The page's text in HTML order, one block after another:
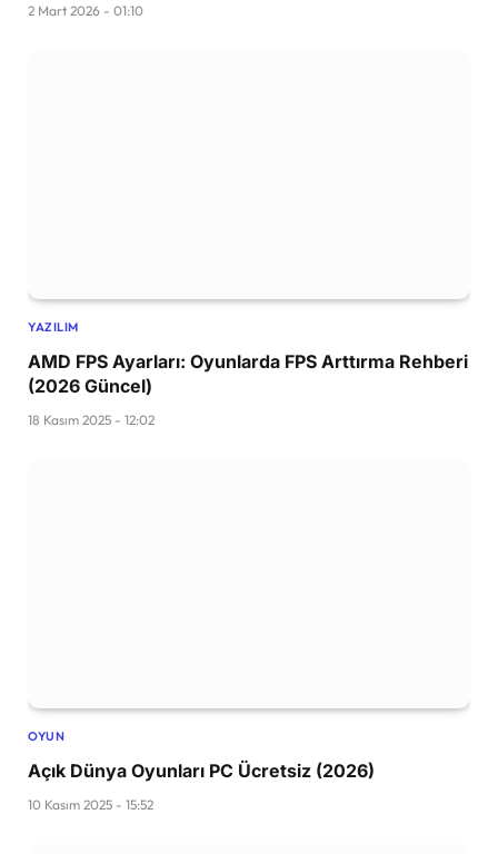
2 Mart 2026 - 01:10
YAZILIM
AMD FPS Ayarları: Oyunlarda FPS Arttırma Rehberi
(2026 Güncel)
18 Kasım 2025 - 12:02
OYUN
Açık Dünya Oyunları PC Ücretsiz (2026)
10 Kasım 2025 - 15:52